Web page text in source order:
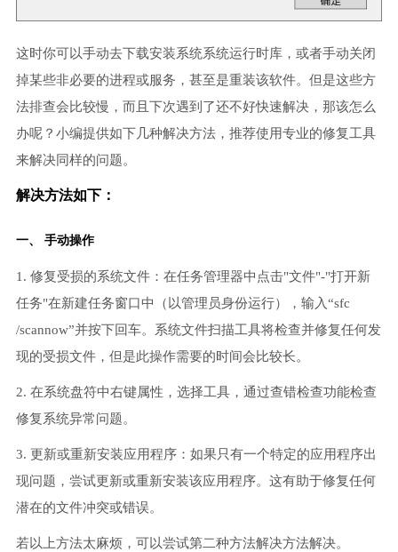
这时你可以手动去下载安装系统系统运行时库，或者手动关闭
掉某些非必要的进程或服务，甚至是重装该软件。但是这些方
法排查会比较慢，而且下次遇到了还不好快速解决，那该怎么
办呢？小编提供如下几种解决方法，推荐使用专业的修复工具
来解决同样的问题。
解决方法如下：
一、 手动操作
1. 修复受损的系统文件：在任务管理器中点击"文件"-"打开新
任务"在新建任务窗口中（以管理员身份运行），输入“sfc
/scannow”并按下回车。系统文件扫描工具将检查并修复任何发
现的受损文件，但是此操作需要的时间会比较长。
2. 在系统盘符中右键属性，选择工具，通过查错检查功能检查
修复系统异常问题。
3. 更新或重新安装应用程序：如果只有一个特定的应用程序出
现问题，尝试更新或重新安装该应用程序。这有助于修复任何
潜在的文件冲突或错误。
若以上方法太麻烦，可以尝试第二种方法解决方法解决。